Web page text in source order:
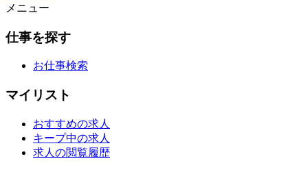
メニュー
仕事を探す
お仕事検索
マイリスト
おすすめの求人
キープ中の求人
求人の閲覧履歴